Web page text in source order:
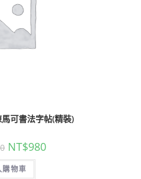
可書法字帖(精裝)
NT$980
購物車